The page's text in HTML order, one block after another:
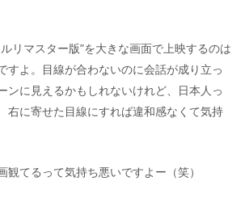
リマスター版”を大きな画面で上映するのは
すよ。目線が合わないのに会話が成り立っ
ンに見えるかもしれないけれど、日本人っ
右に寄せた目線にすれば違和感なくて気持
観てるって気持ち悪いですよー（笑）